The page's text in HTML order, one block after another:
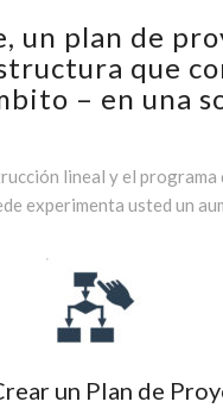
un plan de
que
– en una
lineal y el programa
experimenta usted un
un Plan de